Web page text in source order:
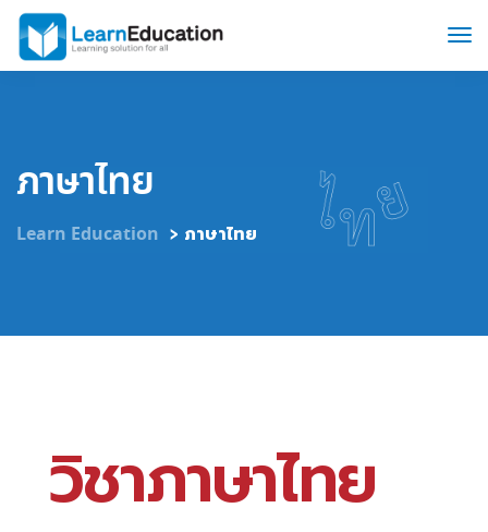
ภาษาไทย
Learn Education > ภาษาไทย
วิชาภาษาไทย